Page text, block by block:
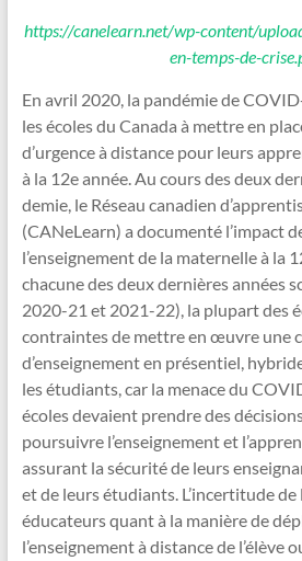
https://canelearn.net/wp-content/
en-temps-de-
En avril 2020, la pandémie de
les écoles du Canada à mettre en
d’urgence à distance pour leurs
à la 12e année. Au cours des deux
demie, le Réseau canadien
(CANeLearn) a documenté l’impact
l’enseignement de la maternelle à la
chacune des deux dernières années
2020-21 et 2021-22), la plupart des
contraintes de mettre en œuvre une
d’enseignement en présentiel,
les étudiants, car la menace du
écoles devaient prendre des
poursuivre l’enseignement et
assurant la sécurité de leurs
et de leurs étudiants. L’incertitude
éducateurs quant à la manière de
l’enseignement à distance de l’élève